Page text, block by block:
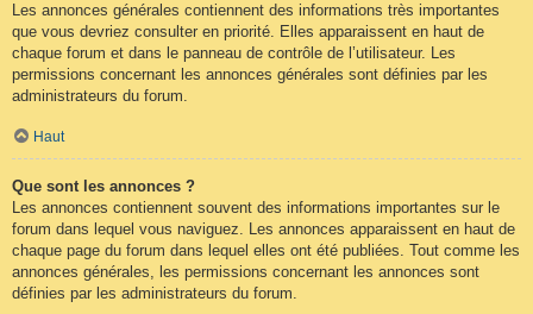
Les annonces générales contiennent des informations très importantes
que vous devriez consulter en priorité. Elles apparaissent en haut de
chaque forum et dans le panneau de contrôle de l’utilisateur. Les
permissions concernant les annonces générales sont définies par les
administrateurs du forum.
Haut
Que sont les annonces ?
Les annonces contiennent souvent des informations importantes sur le
forum dans lequel vous naviguez. Les annonces apparaissent en haut de
chaque page du forum dans lequel elles ont été publiées. Tout comme les
annonces générales, les permissions concernant les annonces sont
définies par les administrateurs du forum.